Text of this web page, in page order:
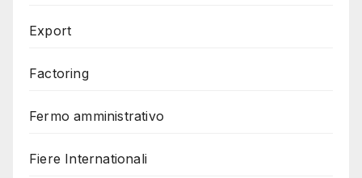
Export
Factoring
Fermo amministrativo
Fiere Internationali